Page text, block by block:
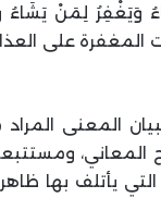
المغفرة على
المعنى
ومستتبعات
يأتلف بها